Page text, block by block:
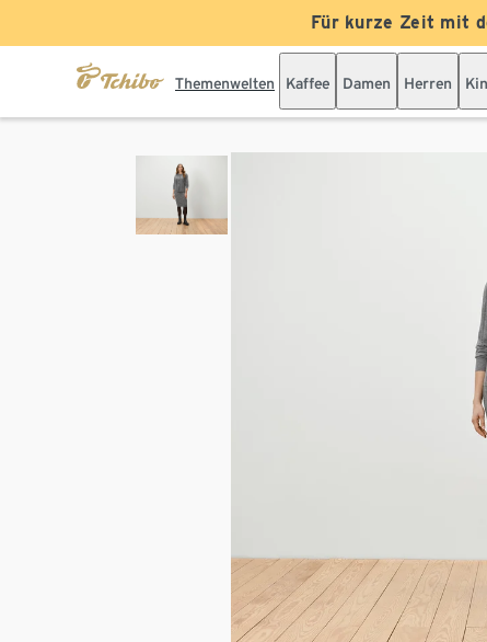
Für kurze Zeit mit
Themenwelten Kaffee Damen Herren